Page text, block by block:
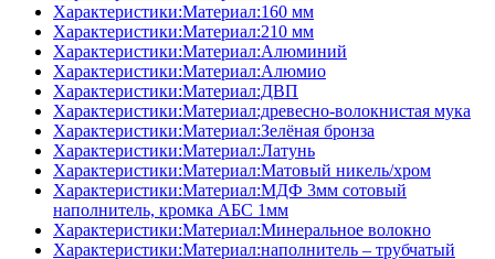
Характеристики:Материал:160 мм
Характеристики:Материал:210 мм
Характеристики:Материал:Алюминий
Характеристики:Материал:Алюмио
Характеристики:Материал:ДВП
Характеристики:Материал:древесно-волокнистая мука
Характеристики:Материал:Зелёная бронза
Характеристики:Материал:Латунь
Характеристики:Материал:Матовый никель/хром
Характеристики:Материал:МДФ 3мм сотовый
наполнитель, кромка AБC 1мм
Характеристики:Материал:Минеральное волокно
Характеристики:Материал:наполнитель – трубчатый